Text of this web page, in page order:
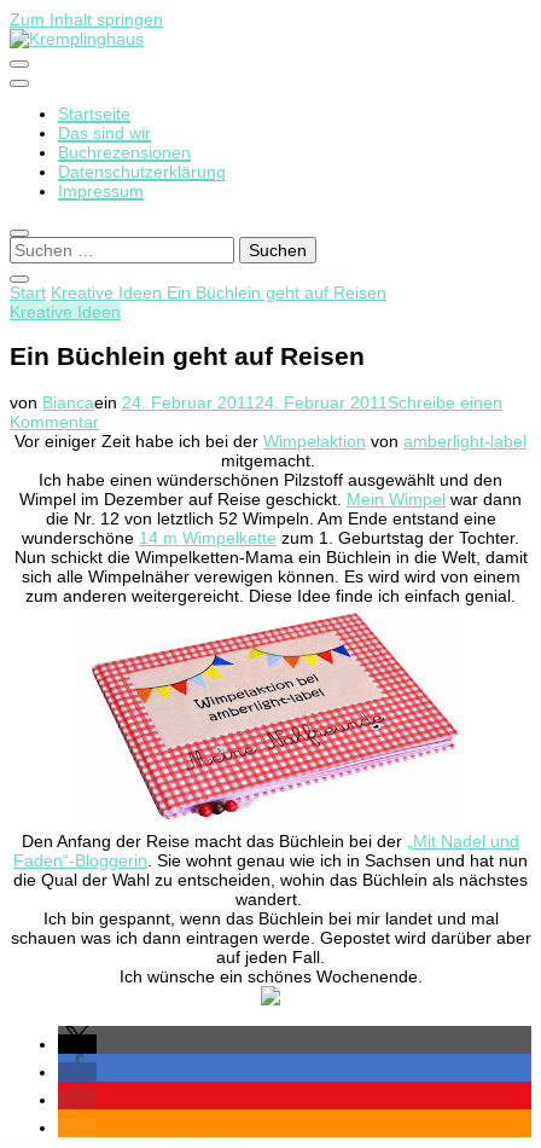
Zum Inhalt springen
Kremplinghaus
Startseite
Das sind wir
Buchrezensionen
Datenschutzerklärung
Impressum
Suchen
nach:
Start Kreative Ideen Ein Büchlein geht auf Reisen
Kreative Ideen
Ein Büchlein geht auf Reisen
von Biancaein 24. Februar 2011 24. Februar 2011 Schreibe einen
Kommentarzu
Ein
geht
auf
Reisen
Vor einiger Zeit habe ich bei der Wimpelaktion von amberlight-label
mitgemacht.
Ich habe einen wünderschönen Pilzstoff ausgewählt und den
Wimpel im Dezember auf Reise geschickt. Mein Wimpel war dann
die Nr. 12 von letztlich 52 Wimpeln. Am Ende entstand eine
wunderschöne 14 m Wimpelkette zum 1. Geburtstag der Tochter.
Nun schickt die Wimpelketten-Mama ein Büchlein in die Welt, damit
sich alle Wimpelnäher verewigen können. Es wird wird von einem
zum anderen weitergereicht. Diese Idee finde ich einfach genial.
Den Anfang der Reise macht das Büchlein bei der
„Mit Nadel und
Faden“-Bloggerin . Sie wohnt genau wie ich in Sachsen und hat nun
die Qual der Wahl zu entscheiden, wohin das Büchlein als nächstes
wandert.
Ich bin gespannt, wenn das Büchlein bei mir landet und mal
schauen was ich dann eintragen werde. Gepostet wird darüber aber
auf jeden Fall.
Ich wünsche ein schönes Wochenende.